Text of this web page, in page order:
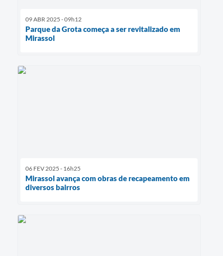
09 ABR 2025 - 09h12
Parque da Grota começa a ser revitalizado em
Mirassol
06 FEV 2025 - 16h25
Mirassol avança com obras de recapeamento em
diversos bairros